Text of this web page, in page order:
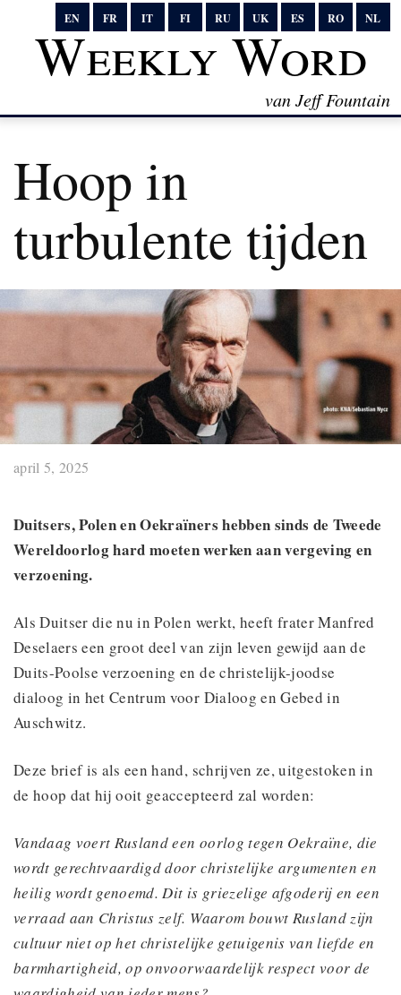
EN FR IT FI RU UK ES RO NL
Weekly Word
van Jeff Fountain
Hoop in
turbulente tijden
april 5, 2025
Duitsers, Polen en Oekraïners hebben sinds de Tweede
Wereldoorlog hard moeten werken aan vergeving en
verzoening.
Als Duitser die nu in Polen werkt, heeft frater Manfred
Deselaers een groot deel van zijn leven gewijd aan de
Duits-Poolse verzoening en de christelijk-joodse
dialoog in het Centrum voor Dialoog en Gebed in
Auschwitz.
Deze brief is als een hand, schrijven ze, uitgestoken in
de hoop dat hij ooit geaccepteerd zal worden:
Vandaag voert Rusland een oorlog tegen Oekraïne, die
wordt gerechtvaardigd door christelijke argumenten en
heilig wordt genoemd. Dit is griezelige afgoderij en een
verraad aan Christus zelf. Waarom bouwt Rusland zijn
cultuur niet op het christelijke getuigenis van liefde en
barmhartigheid, op onvoorwaardelijk respect voor de